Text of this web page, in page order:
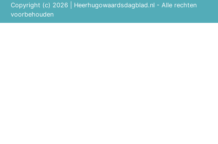
Copyright (c) 2026 | Heerhugowaardsdagblad.nl - Alle rechten
voorbehouden